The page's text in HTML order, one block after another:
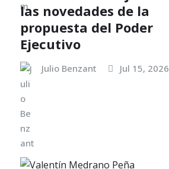
las novedades de la
propuesta del Poder
Ejecutivo
Julio Benzant Jul 15, 2026